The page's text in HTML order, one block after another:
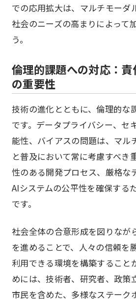
での応用拡大は、マルチモーダ
社会のニーズの高まりによって
う。
倫理的課題への対応：
の重要性
技術の進化とともに、倫理的な
です。データプライバシー、セ
能性、バイアスの問題は、マル
と普及において常に考慮すべき
性のある開発プロセス、厳格な
AIシステムの公平性を確保する
です。
社会全体の合意形成を図りなが
を進めることで、人々の信頼を
利用できる環境を構築すること
めには、技術者、研究者、政策
市民を含めた、多様なステーク